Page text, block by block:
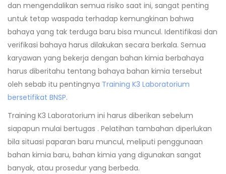
dan mengendalikan semua risiko saat ini, sangat penting
untuk tetap waspada terhadap kemungkinan bahwa
bahaya yang tak terduga baru bisa muncul. Identifikasi dan
verifikasi bahaya harus dilakukan secara berkala. Semua
karyawan yang bekerja dengan bahan kimia berbahaya
harus diberitahu tentang bahaya bahan kimia tersebut
oleh sebab itu pentingnya Training K3 Laboratorium
bersetifikat BNSP.
Training K3 Laboratorium ini harus diberikan sebelum
siapapun mulai bertugas . Pelatihan tambahan diperlukan
bila situasi paparan baru muncul, meliputi penggunaan
bahan kimia baru, bahan kimia yang digunakan sangat
banyak, atau prosedur yang berbeda.